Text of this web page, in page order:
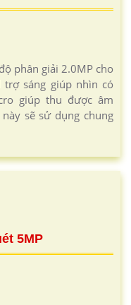
phân giải 2.0MP cho
sáng giúp nhìn có
giúp thu được âm
sẽ sử dụng chung
5MP